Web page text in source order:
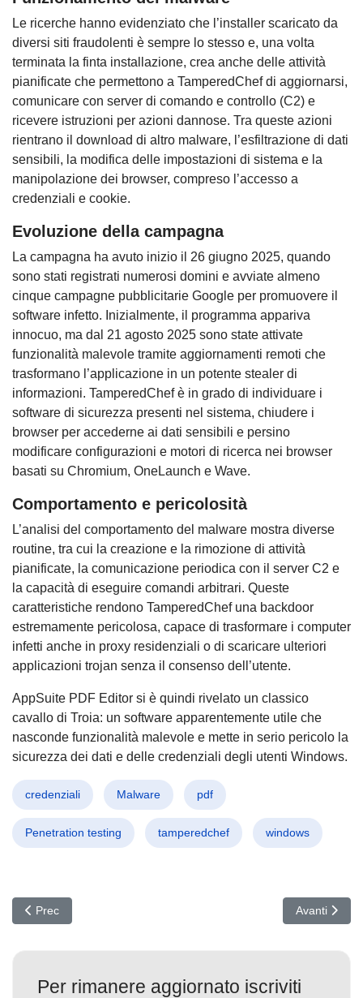
Le ricerche hanno evidenziato che l’installer scaricato da
diversi siti fraudolenti è sempre lo stesso e, una volta
terminata la finta installazione, crea anche delle attività
pianificate che permettono a TamperedChef di aggiornarsi,
comunicare con server di comando e controllo (C2) e
ricevere istruzioni per azioni dannose. Tra queste azioni
rientrano il download di altro malware, l’esfiltrazione di dati
sensibili, la modifica delle impostazioni di sistema e la
manipolazione dei browser, compreso l’accesso a
credenziali e cookie.
Evoluzione della campagna
La campagna ha avuto inizio il 26 giugno 2025, quando
sono stati registrati numerosi domini e avviate almeno
cinque campagne pubblicitarie Google per promuovere il
software infetto. Inizialmente, il programma appariva
innocuo, ma dal 21 agosto 2025 sono state attivate
funzionalità malevole tramite aggiornamenti remoti che
trasformano l’applicazione in un potente stealer di
informazioni. TamperedChef è in grado di individuare i
software di sicurezza presenti nel sistema, chiudere i
browser per accederne ai dati sensibili e persino
modificare configurazioni e motori di ricerca nei browser
basati su Chromium, OneLaunch e Wave.
Comportamento e pericolosità
L’analisi del comportamento del malware mostra diverse
routine, tra cui la creazione e la rimozione di attività
pianificate, la comunicazione periodica con il server C2 e
la capacità di eseguire comandi arbitrari. Queste
caratteristiche rendono TamperedChef una backdoor
estremamente pericolosa, capace di trasformare i computer
infetti anche in proxy residenziali o di scaricare ulteriori
applicazioni trojan senza il consenso dell’utente.
AppSuite PDF Editor si è quindi rivelato un classico
cavallo di Troia: un software apparentemente utile che
nasconde funzionalità malevole e mette in serio pericolo la
sicurezza dei dati e delle credenziali degli utenti Windows.
credenziali Malware pdf
Penetration testing tamperedchef windows
Articolo precedente: Velociraptor sotto attacco: Così i cyber
Prec Articolo
Avanti
Per rimanere aggiornato iscriviti